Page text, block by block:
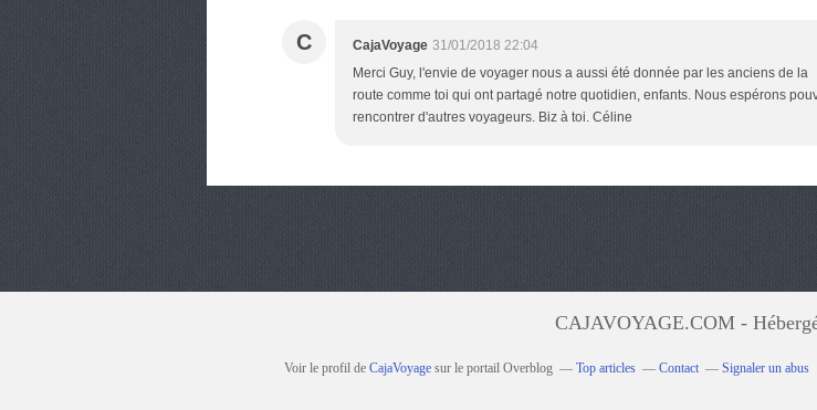
C CajaVoyage 31/01/2018 22:04
Merci Guy, l'envie de voyager nous a aussi été donnée par les anciens de la
route comme toi qui ont partagé notre quotidien, enfants. Nous espérons
rencontrer d'autres voyageurs. Biz à toi. Céline
CAJAVOYAGE.COM -
Voir le profil de CajaVoyage sur le portail Overblog Top articles Contact Signaler un abus